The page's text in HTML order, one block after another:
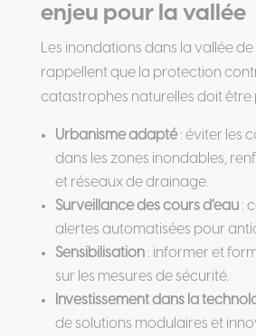
enjeu pour la vallée
Les inondations dans la vallée
rappellent que la protection
catastrophes naturelles doit être
Urbanisme adapté: éviter les
dans les zones inondables,
et réseaux de drainage.
Surveillance des cours d’eau:
alertes automatisées pour
Sensibilisation: informer et
sur les mesures de sécurité.
Investissement dans la
de solutions modulaires et